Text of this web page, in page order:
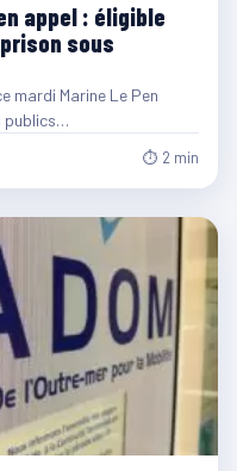
appel : éligible
sous
mardi Marine Le Pen
publics…
⏱ 2 min